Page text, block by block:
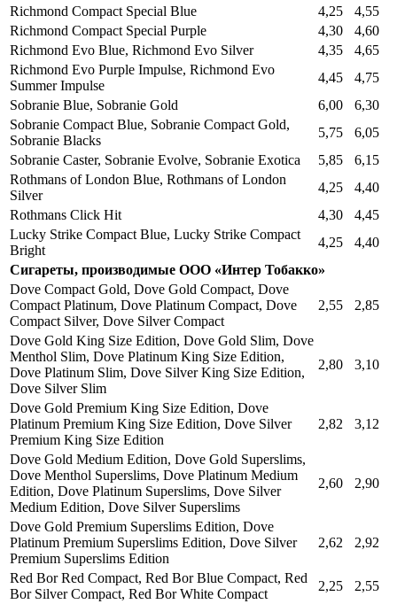
Richmond Compact Special Blue
4,25
4,55
Richmond Compact Special Purple
4,30
4,60
Richmond Evo Blue, Richmond Evo Silver
4,35
4,65
Richmond Evo Purple Impulse, Richmond Evo
Summer Impulse
4,45
4,75
Sobranie Blue, Sobranie Gold
6,00
6,30
Sobranie Compact Blue, Sobranie Compact Gold,
Sobranie Blacks
5,75
6,05
Sobranie Caster, Sobranie Evolve, Sobranie Exotica
5,85
6,15
Rothmans of London Blue, Rothmans of London
Silver
4,25
4,40
Rothmans Click Hit
4,30
4,45
Lucky Strike Compact Blue, Lucky Strike Compact
Bright
4,25
4,40
Сигареты, производимые ООО «Интер Тобакко»
Dove Compact Gold, Dove Gold Compact, Dove
Compact Platinum, Dove Platinum Compact, Dove
Compact Silver, Dove Silver Compact
2,55 2,85
Dove Gold King Size Edition, Dove Gold Slim, Dove
Menthol Slim, Dove Platinum King Size Edition,
Dove Platinum Slim, Dove Silver King Size Edition,
Dove Silver Slim
2,80 3,10
Dove Gold Premium King Size Edition, Dove
Platinum Premium King Size Edition, Dove Silver
Premium King Size Edition
2,82 3,12
Dove Gold Medium Edition, Dove Gold Superslims,
Dove Menthol Superslims, Dove Platinum Medium
Edition, Dove Platinum Superslims, Dove Silver
Medium Edition, Dove Silver Superslims
2,60 2,90
Dove Gold Premium Superslims Edition, Dove
Platinum Premium Superslims Edition, Dove Silver
Premium Superslims Edition
2,62 2,92
Red Bor Red Compact, Red Bor Blue Compact, Red
Bor Silver Compact, Red Bor White Compact
2,25
2,55